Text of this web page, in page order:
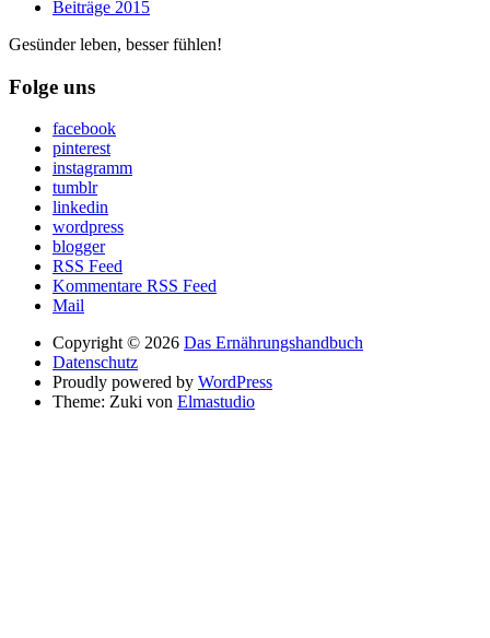
Beiträge 2015
Gesünder leben, besser fühlen!
Folge uns
facebook
pinterest
instagramm
tumblr
linkedin
wordpress
blogger
RSS Feed
Kommentare RSS Feed
Mail
Copyright © 2026 Das Ernährungshandbuch
Datenschutz
Proudly powered by WordPress
Theme: Zuki von Elmastudio